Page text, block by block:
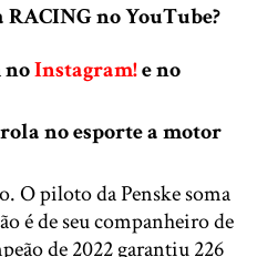
RACING no YouTube?
noInstagram!e no
no esporte a motor
O piloto da Penske soma
é de seu companheiro de
de 2022 garantiu 226